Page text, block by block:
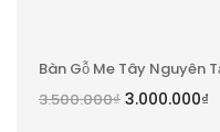
Bàn Gỗ Me Tây Nguyên
3.500.000₫ 3.000.000₫